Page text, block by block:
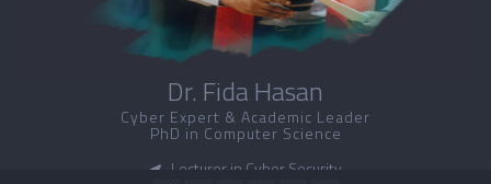
Dr. Fida Hasan
Cyber Expert & Academic Leader
PhD in Computer Science
Lecturer in Cyber Security